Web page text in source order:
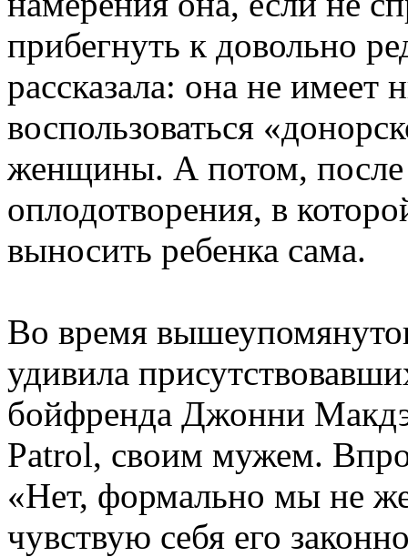
прибегнуть к довольно
рассказала: она не имеет
воспользоваться
женщины. А потом, после
оплодотворения, в
выносить ребенка сама.
Во время
удивила
бойфренда Джонни
Patrol, своим мужем.
«Нет, формально мы не
чувствую себя его